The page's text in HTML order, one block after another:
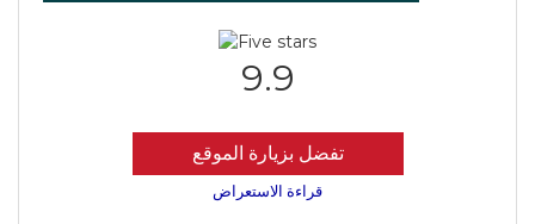
9.9
تفضل بزيارة الموقع
قراءة الاستعراض